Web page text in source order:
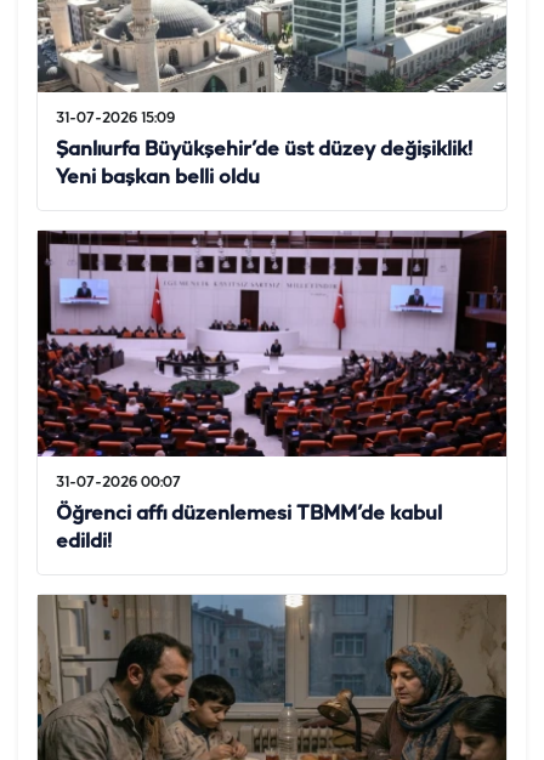
31-07-2026 15:09
Şanlıurfa Büyükşehir’de üst düzey değişiklik!
Yeni başkan belli oldu
31-07-2026 00:07
Öğrenci affı düzenlemesi TBMM’de kabul
edildi!